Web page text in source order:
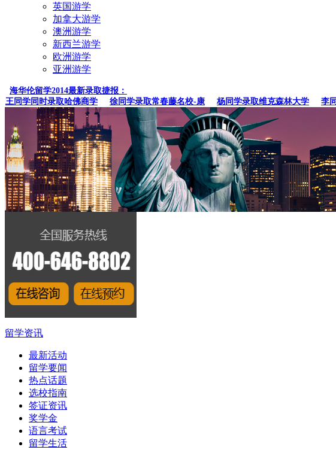
英国游学
加拿大游学
澳洲游学
新西兰游学
欧洲游学
亚洲游学
海华伦留学2014最新录取捷报：
学同时录取哈佛商学
徐同学录取常春藤名校-康 杨同学录取维克森林大学 李同学
留学资讯
最新活动
留学要闻
热点话题
选校指南
签证资讯
奖学金
语言考试
留学生活